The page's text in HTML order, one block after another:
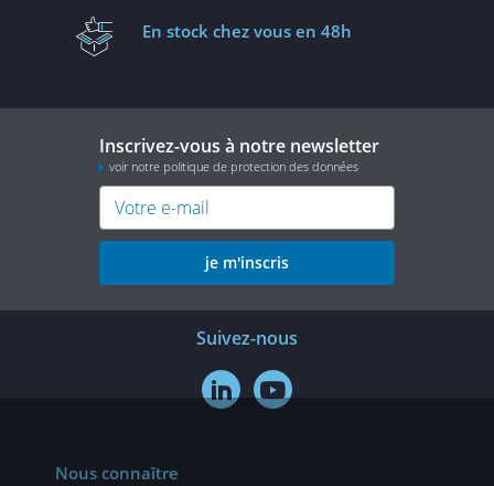
En stock chez vous en 48h
Inscrivez-vous à notre newsletter
voir notre politique de protection des données
je m'inscris
Suivez-nous
 
Nous connaître